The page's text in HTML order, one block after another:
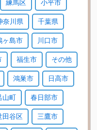
練馬区 小平市
奈川県 千葉県
ヶ島市 川口市
福生市 その他
鴻巣市 日高市
山町 春日部市
田谷区 三鷹市